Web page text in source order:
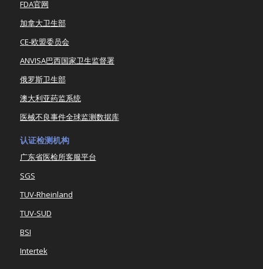
FDA官网
加拿大卫生部
CE-欧盟委员会
ANVISA巴西国家卫生监督署
俄罗斯卫生部
澳大利亚药监系统
医械不良事件全球监测数据库
认证检测机构
广东省医检所客服平台
SGS
TUV-Rheinland
TUV-SUD
BSI
Intertek